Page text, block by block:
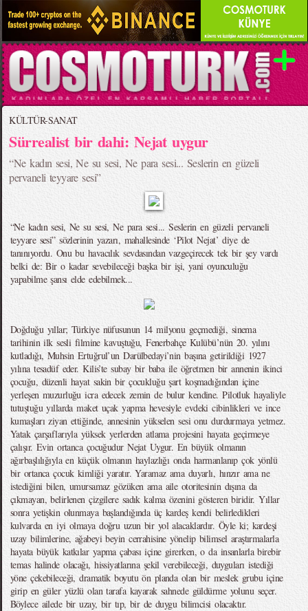
KÜLTÜR-SANAT
Sürrealist bir dahi: Nejat uygur
“Ne kadın sesi, Ne su sesi, Ne para sesi... Seslerin en güzeli
pervaneli teyyare sesi”
“Ne kadın sesi, Ne su sesi, Ne para sesi... Seslerin en güzeli pervaneli
teyyare sesi” sözlerinin yazarı, mahallesinde ‘Pilot Nejat’ diye de
tanınıyordu. Onu bu havacılık sevdasından vazgeçirecek tek bir şey vardı
belki de: Bir o kadar sevebileceği başka bir işi, yani oyunculuğu
yapabilme şansı elde edebilmek...
Doğduğu yıllar; Türkiye nüfusunun 14 milyonu geçmediği, sinema
tarihinin ilk sesli filmine kavuştuğu, Fenerbahçe Kulübü’nün 20. yılını
kutladığı, Muhsin Ertuğrul’un Darülbedayi’nin başına getirildiği 1927
yılına tesadüf eder. Kilis’te subay bir baba ile öğretmen bir annenin ikinci
çocuğu, düzenli hayat sakin bir çocukluğu şart koşmadığından içine
yerleşen muzurluğu icra edecek zemin de bulur kendine. Pilotluk hayaliyle
tutuştuğu yıllarda maket uçak yapma hevesiyle evdeki cibinlikleri ve ince
kumaşları ziyan ettiğinde, annesinin yükselen sesi onu durdurmaya yetmez.
Yatak çarşaflarıyla yüksek yerlerden atlama projesini hayata geçirmeye
çalışır. Evin ortanca çocuğudur Nejat Uygur. En büyük olmanın
ağırbaşlılığıyla en küçük olmanın haylazlığı onda harmanlanıp çok yönlü
bir ortanca çocuk kimliği yaratır. Yaramaz ama duyarlı, hınzır ama ne
istediğini bilen, umursamaz gözüken ama aile otoritesinin dışına da
çıkmayan, belirlenen çizgilere sadık kalma özenini gösteren biridir. Yıllar
sonra yetişkin olunmaya başlandığında üç kardeş kendi belirledikleri
kulvarda en iyi olmaya doğru uzun bir yol alacaklardır. Öyle ki; kardeşi
uzay bilimlerine, ağabeyi beyin cerrahisine yönelip bilimsel araştırmalarla
hayata büyük katkılar yapma çabası içine girerken, o da insanlarla birebir
temas halinde olacağı, hissiyatlarına şekil verebileceği, duyguları istediği
yöne çekebileceği, dramatik boyutu ön planda olan bir meslek grubu içine
girip en güler yüzlü olan tarafa kayarak sahnede güldürme yolunu seçer.
Böylece ailede bir uzay, bir tıp, bir de duygu bilimcisi olacaktır.